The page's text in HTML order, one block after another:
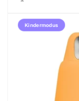
Kindermodus